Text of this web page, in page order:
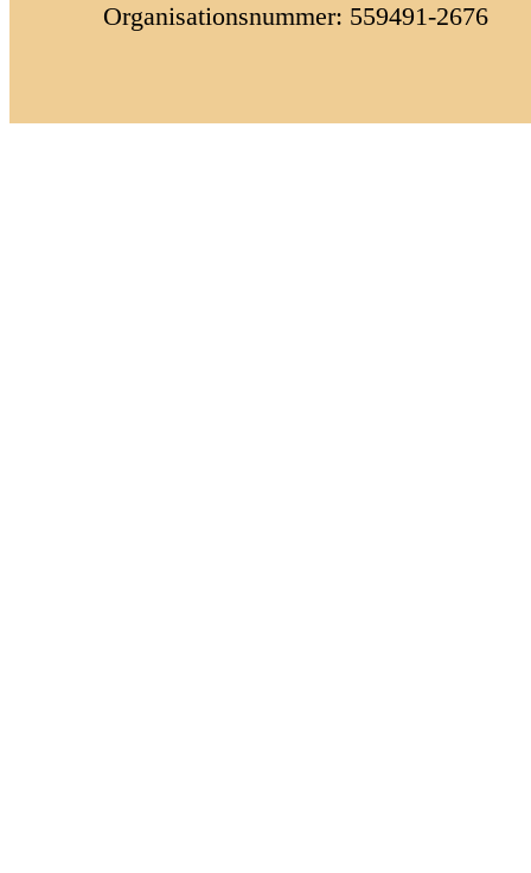
Organisationsnummer: 559491-2676